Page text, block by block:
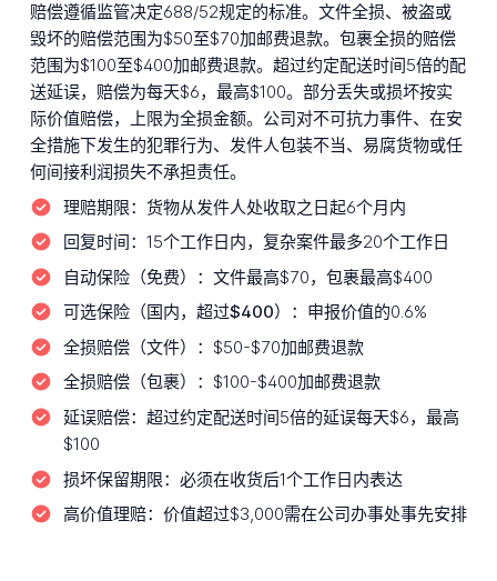
赔偿遵循监管决定688/52规定的标准。文件全损、被盗或
毁坏的赔偿范围为$50至$70加邮费退款。包裹全损的赔偿
范围为$100至$400加邮费退款。超过约定配送时间5倍的配
送延误，赔偿为每天$6，最高$100。部分丢失或损坏按实
际价值赔偿，上限为全损金额。公司对不可抗力事件、在安
全措施下发生的犯罪行为、发件人包装不当、易腐货物或任
何间接利润损失不承担责任。
理赔期限： 货物从发件人处收取之日起6个月内
回复时间： 15个工作日内，复杂案件最多20个工作日
自动保险（免费）： 文件最高$70，包裹最高$400
可选保险（国内，超过$400）： 申报价值的0.6%
全损赔偿（文件）： $50-$70加邮费退款
全损赔偿（包裹）： $100-$400加邮费退款
延误赔偿： 超过约定配送时间5倍的延误每天$6，最高
$100
损坏保留期限： 必须在收货后1个工作日内表达
高价值理赔： 价值超过$3,000需在公司办事处事先安排